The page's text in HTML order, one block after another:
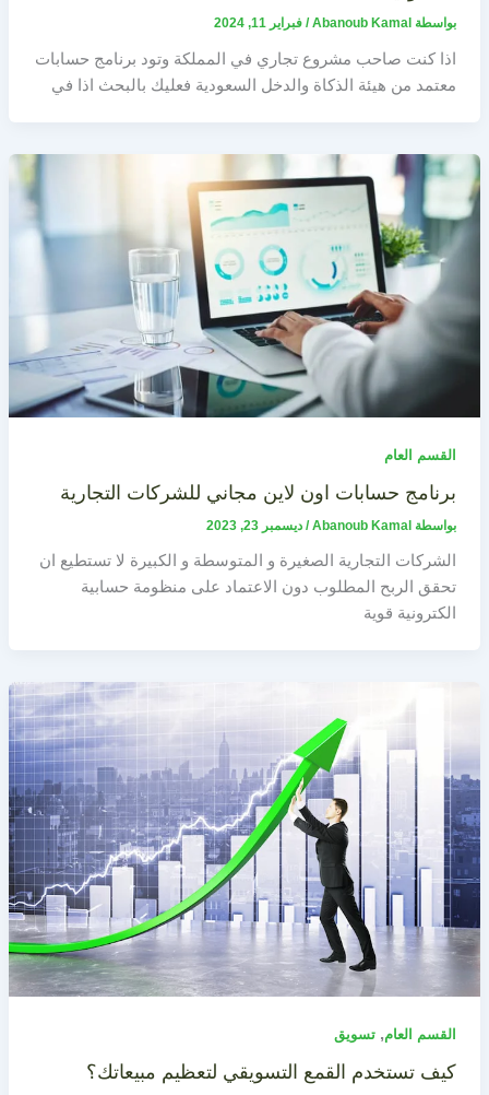
بواسطة Abanoub Kamal
/ فبراير 11, 2024
اذا كنت صاحب مشروع تجاري في المملكة وتود برنامج حسابات
معتمد من هيئة الذكاة والدخل السعودية فعليك بالبحث اذا في
القسم العام
برنامج حسابات اون لاين مجاني للشركات التجارية
بواسطة Abanoub Kamal
/ ديسمبر 23, 2023
الشركات التجارية الصغيرة و المتوسطة و الكبيرة لا تستطيع ان
تحقق الربح المطلوب دون الاعتماد على منظومة حسابية
الكترونية قوية
القسم العام, تسويق
كيف تستخدم القمع التسويقي لتعظيم مبيعاتك؟